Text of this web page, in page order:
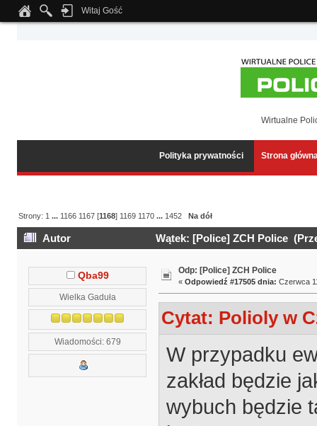
Notice: Undefined index: tapatalk_body_hook in
Witaj Gość
Wirtualne
Polityka prywatności Strona
Strony: 1 ... 1166 1167 [1168] 1169 1170 ... 1452 Na dół
Autor Wątek: [Police] ZCH Police
Qba99
Wielka Gaduła
Wiadomości: 679
Odp: [Police] ZCH Police
« Odpowiedź #17505 dnia: Czerwca
Cytat: Polioly w
W przypadku
zakład będzie
wybuch będzie